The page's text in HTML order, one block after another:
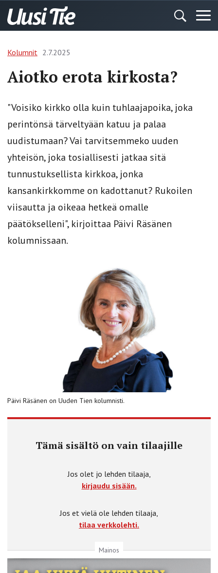
Kolumnit 2.7.2025
Aiotko erota kirkosta?
"Voisiko kirkko olla kuin tuhlaajapoika, joka
perintönsä tärveltyään katuu ja palaa
uudistumaan? Vai tarvitsemmeko uuden
yhteisön, joka tosiallisesti jatkaa sitä
tunnustuksellista kirkkoa, jonka
kansankirkkomme on kadottanut? Rukoilen
viisautta ja oikeaa hetkeä omalle
päätökselleni", kirjoittaa Päivi Räsänen
kolumnissaan.
Päivi Räsänen on Uuden Tien kolumnisti.
Tämä sisältö on vain tilaajille
Jos olet jo lehden tilaaja,
kirjaudu sisään.
Jos et vielä ole lehden tilaaja,
tilaa verkkolehti.
Mainos